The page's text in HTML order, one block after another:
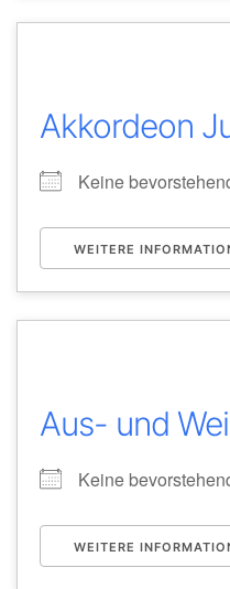
Akkordeon
Keine
WEITERE
Aus- und
Keine
WEITERE